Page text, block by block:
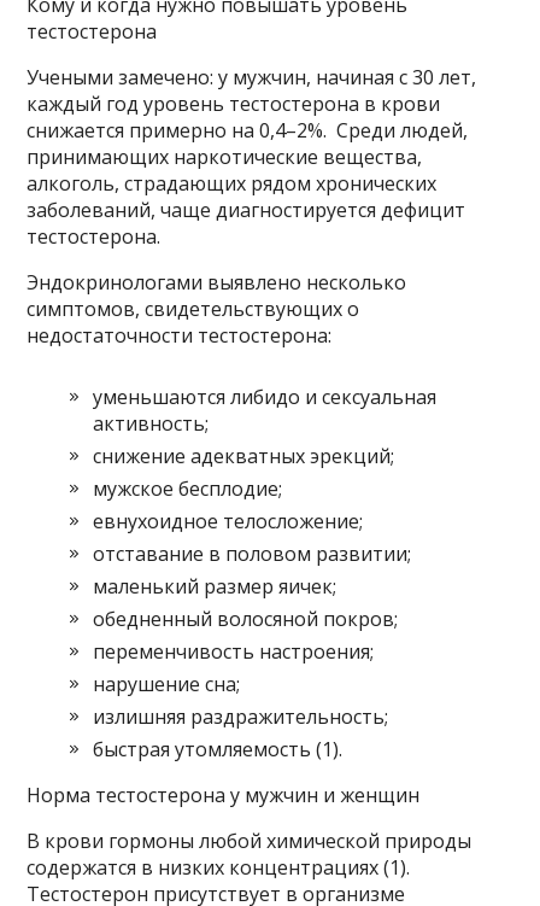
тестостерона
Учеными замечено: у мужчин, начиная с 30 лет,
каждый год уровень тестостерона в крови
снижается примерно на 0,4–2%. Среди людей,
принимающих наркотические вещества,
алкоголь, страдающих рядом хронических
заболеваний, чаще диагностируется дефицит
тестостерона.
Эндокринологами выявлено несколько
симптомов, свидетельствующих о
недостаточности тестостерона:
уменьшаются либидо и сексуальная
активность;
снижение адекватных эрекций;
мужское бесплодие;
евнухоидное телосложение;
отставание в половом развитии;
маленький размер яичек;
обедненный волосяной покров;
переменчивость настроения;
нарушение сна;
излишняя раздражительность;
быстрая утомляемость (1).
Норма тестостерона у мужчин и женщин
В крови гормоны любой химической природы
содержатся в низких концентрациях (1).
Тестостерон присутствует в организме